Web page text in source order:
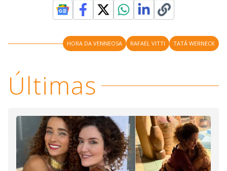
V
i
d
e
o
HORA DA VENNEOSA RAFAEL VITTI TATÁ WERNECK
Últimas